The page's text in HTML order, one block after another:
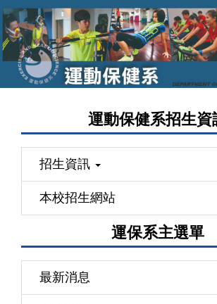
跳
到
要
內
運動保健系招生資
招生資訊
本校招生網站
運保系主選單
最新消息